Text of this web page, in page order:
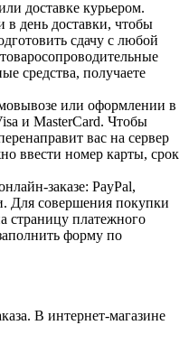
доставке курьером.
в день доставки, чтобы
сдачу с любой
средства, получаете
или оформлении в
и MasterCard. Чтобы
вас на сервер
ввести номер карты, срок
заказе: PayPal,
Для совершения покупки
страницу платежного
форму по
В интернет-магазине